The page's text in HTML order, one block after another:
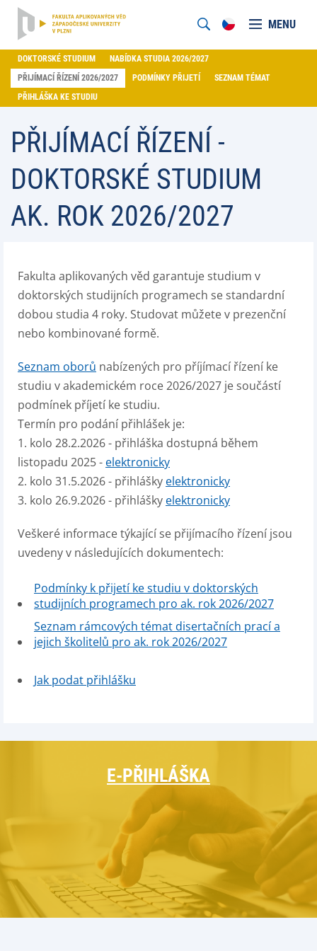
MENU
DOKTORSKÉ STUDIUM
NABÍDKA STUDIA 2026/2027
PŘIJÍMACÍ ŘÍZENÍ 2026/2027
PODMÍNKY PŘIJETÍ
SEZNAM TÉMAT
PŘIHLÁŠKA KE STUDIU
PŘIJÍMACÍ ŘÍZENÍ -
DOKTORSKÉ STUDIUM
AK. ROK 2026/2027
Fakulta aplikovaných věd garantuje studium v
doktorských studijních programech se standardní
dobou studia 4 roky. Studovat můžete v prezenční
nebo kombinované formě.
Seznam oborů nabízených pro příjímací řízení ke
studiu v akademickém roce 2026/2027 je součástí
podmínek příjetí ke studiu.
Termín pro podání přihlášek je:
1. kolo 28.2.2026 - přihláška dostupná během
listopadu 2025 - elektronicky
2. kolo 31.5.2026 - přihlášky elektronicky
3. kolo 26.9.2026 - přihlášky elektronicky
Veškeré informace týkající se přijímacího řízení jsou
uvedeny v následujících dokumentech:
Podmínky k přijetí ke studiu v doktorských
studijních programech pro ak. rok 2026/2027
Seznam rámcových témat disertačních prací a
jejich školitelů pro ak. rok 2026/2027
Jak podat přihlášku
E-PŘIHLÁŠKA